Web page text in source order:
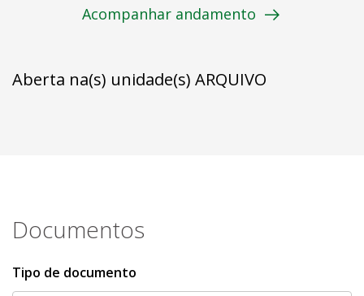
Acompanhar andamento
Aberta na(s) unidade(s) ARQUIVO
Documentos
Tipo de documento